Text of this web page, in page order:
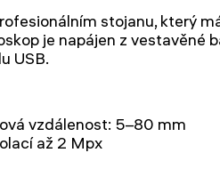
stojanu, který
je napájen z vestavěné
USB.
vzdálenost: 5–80 mm
až 2 Mpx